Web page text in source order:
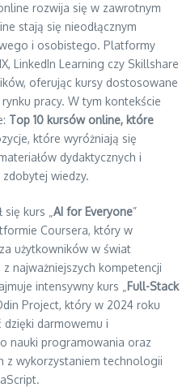
rozwija się w zawrotnym
stają się nieodłącznym
i osobistego. Platformy
LinkedIn Learning czy Skillshare
oferując kursy dostosowane
pracy. W tym kontekście
Top 10 kursów online, które
które wyróżniają się
dydaktycznych i
wiedzy.
kurs „ AI for Everyone”
Coursera, który w
użytkowników w świat
najważniejszych kompetencji
intensywny kurs „ Full-Stack
Project, który w 2024 roku
dzięki darmowemu i
nauki programowania oraz
z wykorzystaniem technologii